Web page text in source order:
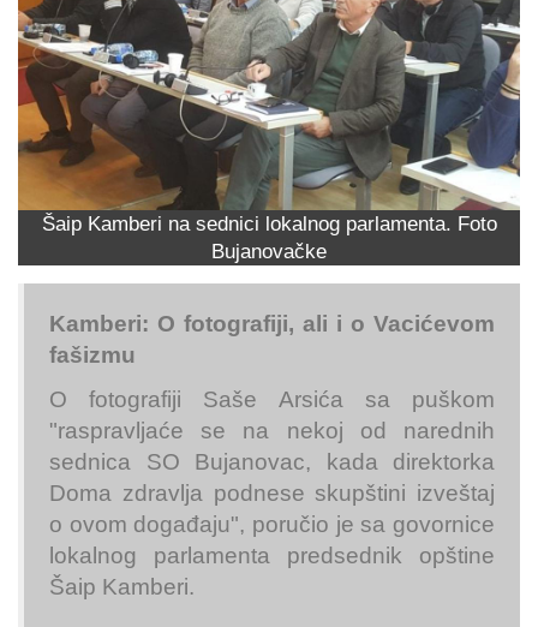
Šaip Kamberi na sednici lokalnog parlamenta. Foto
Bujanovačke
Kamberi: O fotografiji, ali i o Vacićevom
fašizmu
O fotografiji Saše Arsića sa puškom
"raspravljaće se na nekoj od narednih
sednica SO Bujanovac, kada direktorka
Doma zdravlja podnese skupštini izveštaj
o ovom događaju", poručio je sa govornice
lokalnog parlamenta predsednik opštine
Šaip Kamberi.